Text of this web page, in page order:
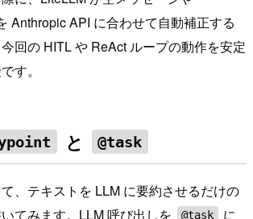
Anthropic API に合わせて自動補正する
回の HITL や ReAct ループの動作を安定
す。
と @task
、テキストを LLM に要約させるだけの
てみます。LLM 呼び出しを
@task
に